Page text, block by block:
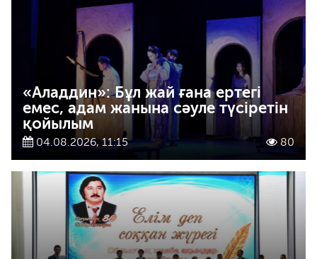
«Аладдин»: Бұл жай ғана ертегі
емес, адам жанына сәуле түсіретін
қойылым
04.08.2026, 11:15 80